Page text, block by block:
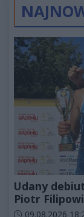
Udany
Piotr
Data dodania
09.08.2026